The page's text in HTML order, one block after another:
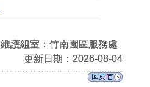
維護組室：竹南園區服務處
更新日期：2026-08-04